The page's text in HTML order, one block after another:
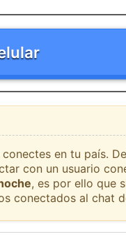
en tu país.
con un usuario
, es por ello que
conectados al chat